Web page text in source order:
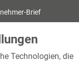
Brief
Technologien, die